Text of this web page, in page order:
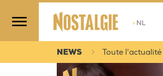
>NL
NEWS Toute l'actualité